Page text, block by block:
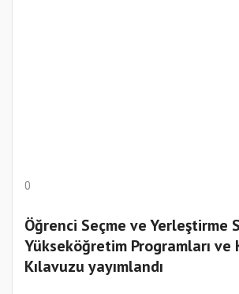
0
Öğrenci Seçme ve Yerleştirme
Yükseköğretim Programları ve
Kılavuzu yayımlandı